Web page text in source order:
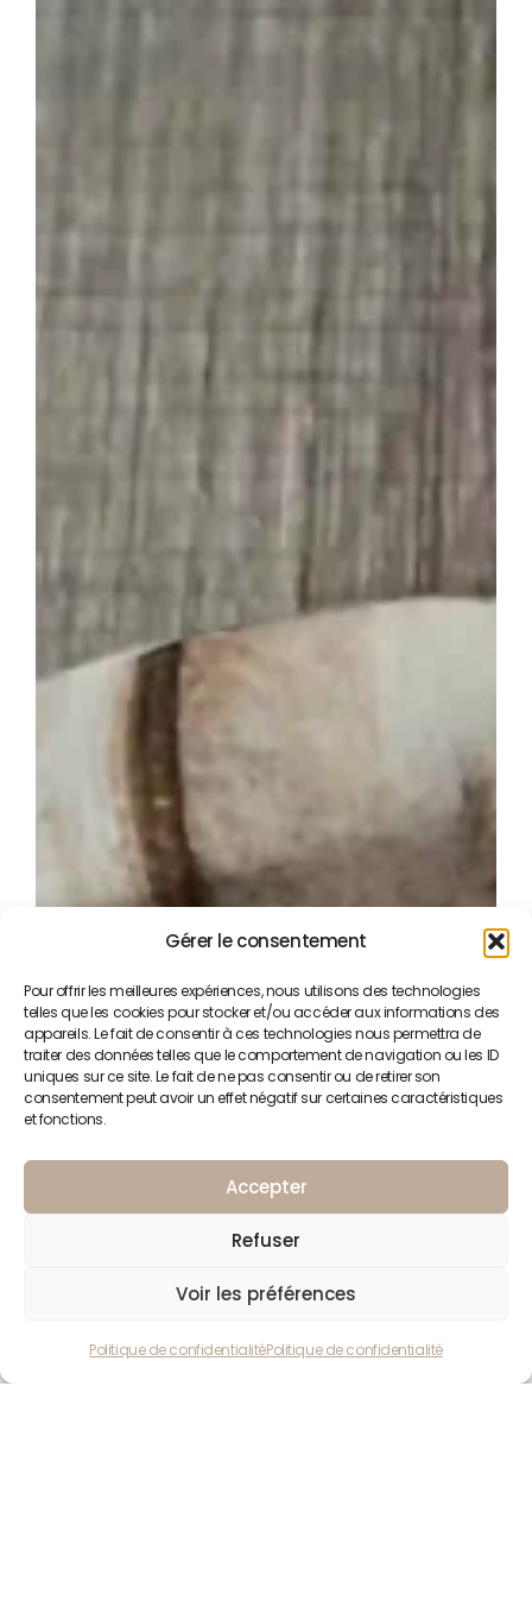
Gérer le consentement
Pour offrir les meilleures expériences, nous utilisons des technologies
telles que les cookies pour stocker et/ou accéder aux informations des
appareils. Le fait de consentir à ces technologies nous permettra de
traiter des données telles que le comportement de navigation ou les ID
uniques sur ce site. Le fait de ne pas consentir ou de retirer son
consentement peut avoir un effet négatif sur certaines caractéristiques
et fonctions.
Accepter
Refuser
Voir les préférences
Politique de confidentialitéPolitique de confidentialité